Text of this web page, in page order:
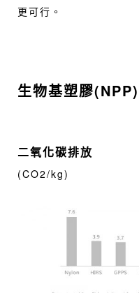
更可行。
生物基塑膠
二氧化碳排放
(CO2/kg)